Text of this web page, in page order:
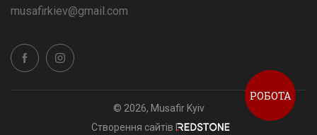
РОБОТА
musafirkiev@gmail.com
© 2026, Musafir Kyiv
Створення сайтів REDSTONE